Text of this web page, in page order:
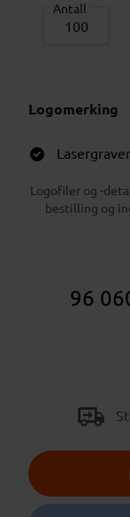
Antall
Logomerking
Logofiler og -
bestilling og
96